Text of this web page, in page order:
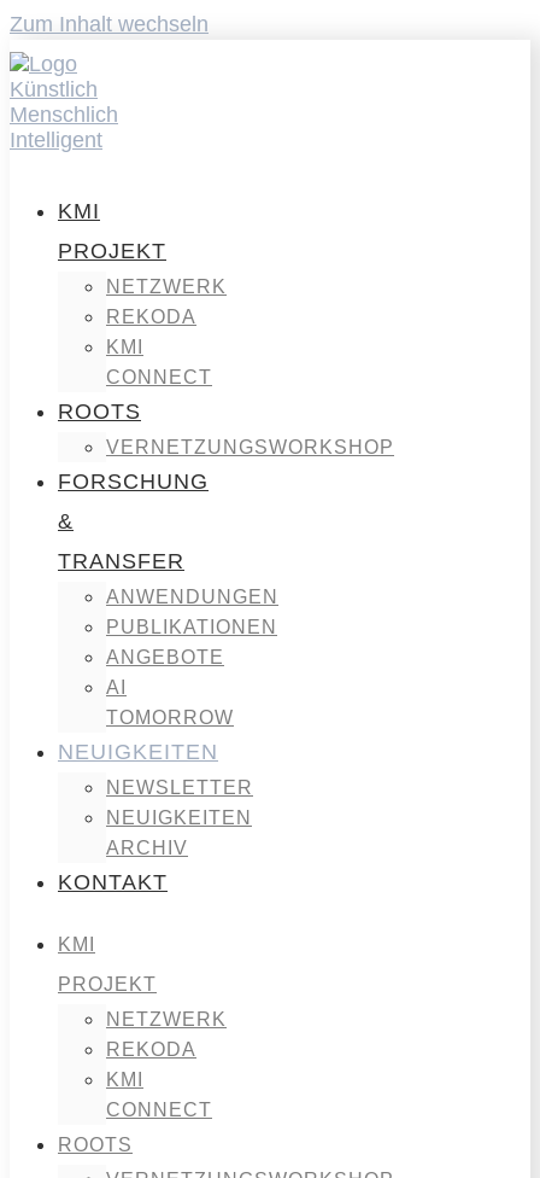
Zum Inhalt wechseln
KMI
PROJEKT
NETZWERK
REKODA
KMI
CONNECT
ROOTS
VERNETZUNGSWORKSHOP
FORSCHUNG
&
TRANSFER
ANWENDUNGEN
PUBLIKATIONEN
ANGEBOTE
AI
TOMORROW
NEUIGKEITEN
NEWSLETTER
NEUIGKEITEN
ARCHIV
KONTAKT
KMI
PROJEKT
NETZWERK
REKODA
KMI
CONNECT
ROOTS